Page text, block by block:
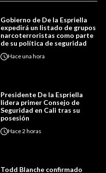
Gobierno de De la Espriella
expedirá un listado de grupos
narcoterroristas como parte
de su política de seguridad
Haceuna hora
Presidente De la Espriella
lidera primer Consejo de
Seguridad en Cali tras su
posesión
Hace2 horas
Todd Blanche confirmado